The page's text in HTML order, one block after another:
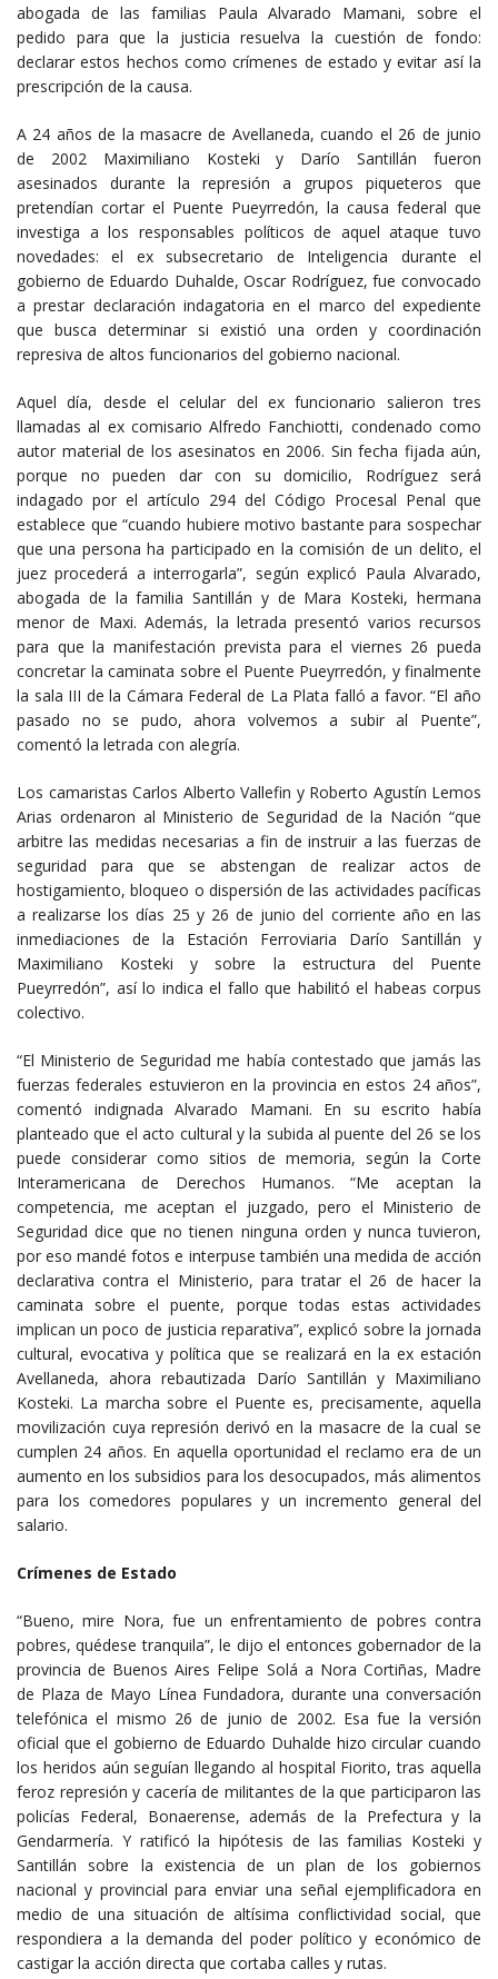
abogada de las familias Paula Alvarado Mamani, sobre el
pedido para que la justicia resuelva la cuestión de fondo:
declarar estos hechos como crímenes de estado y evitar así la
prescripción de la causa.
A 24 años de la masacre de Avellaneda, cuando el 26 de junio
de 2002 Maximiliano Kosteki y Darío Santillán fueron
asesinados durante la represión a grupos piqueteros que
pretendían cortar el Puente Pueyrredón, la causa federal que
investiga a los responsables políticos de aquel ataque tuvo
novedades: el ex subsecretario de Inteligencia durante el
gobierno de Eduardo Duhalde, Oscar Rodríguez, fue convocado
a prestar declaración indagatoria en el marco del expediente
que busca determinar si existió una orden y coordinación
represiva de altos funcionarios del gobierno nacional.
Aquel día, desde el celular del ex funcionario salieron tres
llamadas al ex comisario Alfredo Fanchiotti, condenado como
autor material de los asesinatos en 2006. Sin fecha fijada aún,
porque no pueden dar con su domicilio, Rodríguez será
indagado por el artículo 294 del Código Procesal Penal que
establece que “cuando hubiere motivo bastante para sospechar
que una persona ha participado en la comisión de un delito, el
juez procederá a interrogarla”, según explicó Paula Alvarado,
abogada de la familia Santillán y de Mara Kosteki, hermana
menor de Maxi. Además, la letrada presentó varios recursos
para que la manifestación prevista para el viernes 26 pueda
concretar la caminata sobre el Puente Pueyrredón, y finalmente
la sala III de la Cámara Federal de La Plata falló a favor. “El año
pasado no se pudo, ahora volvemos a subir al Puente”,
comentó la letrada con alegría.
Los camaristas Carlos Alberto Vallefin y Roberto Agustín Lemos
Arias ordenaron al Ministerio de Seguridad de la Nación “que
arbitre las medidas necesarias a fin de instruir a las fuerzas de
seguridad para que se abstengan de realizar actos de
hostigamiento, bloqueo o dispersión de las actividades pacíficas
a realizarse los días 25 y 26 de junio del corriente año en las
inmediaciones de la Estación Ferroviaria Darío Santillán y
Maximiliano Kosteki y sobre la estructura del Puente
Pueyrredón”, así lo indica el fallo que habilitó el habeas corpus
colectivo.
“El Ministerio de Seguridad me había contestado que jamás las
fuerzas federales estuvieron en la provincia en estos 24 años”,
comentó indignada Alvarado Mamani. En su escrito había
planteado que el acto cultural y la subida al puente del 26 se los
puede considerar como sitios de memoria, según la Corte
Interamericana de Derechos Humanos. “Me aceptan la
competencia, me aceptan el juzgado, pero el Ministerio de
Seguridad dice que no tienen ninguna orden y nunca tuvieron,
por eso mandé fotos e interpuse también una medida de acción
declarativa contra el Ministerio, para tratar el 26 de hacer la
caminata sobre el puente, porque todas estas actividades
implican un poco de justicia reparativa”, explicó sobre la jornada
cultural, evocativa y política que se realizará en la ex estación
Avellaneda, ahora rebautizada Darío Santillán y Maximiliano
Kosteki. La marcha sobre el Puente es, precisamente, aquella
movilización cuya represión derivó en la masacre de la cual se
cumplen 24 años. En aquella oportunidad el reclamo era de un
aumento en los subsidios para los desocupados, más alimentos
para los comedores populares y un incremento general del
salario.
Crímenes de Estado
“Bueno, mire Nora, fue un enfrentamiento de pobres contra
pobres, quédese tranquila”, le dijo el entonces gobernador de la
provincia de Buenos Aires Felipe Solá a Nora Cortiñas, Madre
de Plaza de Mayo Línea Fundadora, durante una conversación
telefónica el mismo 26 de junio de 2002. Esa fue la versión
oficial que el gobierno de Eduardo Duhalde hizo circular cuando
los heridos aún seguían llegando al hospital Fiorito, tras aquella
feroz represión y cacería de militantes de la que participaron las
policías Federal, Bonaerense, además de la Prefectura y la
Gendarmería. Y ratificó la hipótesis de las familias Kosteki y
Santillán sobre la existencia de un plan de los gobiernos
nacional y provincial para enviar una señal ejemplificadora en
medio de una situación de altísima conflictividad social, que
respondiera a la demanda del poder político y económico de
castigar la acción directa que cortaba calles y rutas.